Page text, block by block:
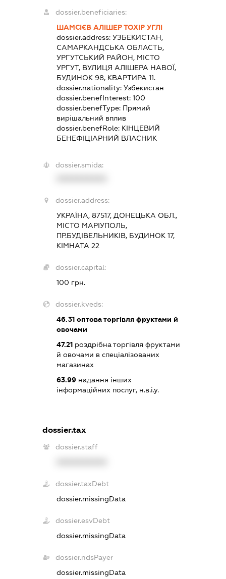
dossier.beneficiaries:
ШАМСІЄВ АЛІШЕР ТОХІР УГЛІ
dossier.address: УЗБЕКИСТАН,
САМАРКАНДСЬКА ОБЛАСТЬ,
УРГУТСЬКИЙ РАЙОН, МІСТО
УРГУТ, ВУЛИЦЯ АЛІШЕРА НАВОЇ,
БУДИНОК 98, КВАРТИРА 11.
dossier.nationality: Узбекистан
dossier.benefInterest: 100
dossier.benefType: Прямий
вирішальний вплив
dossier.benefRole: КІНЦЕВИЙ
БЕНЕФІЦІАРНИЙ ВЛАСНИК
dossier.smida:
dossier.address:
УКРАЇНА, 87517, ДОНЕЦЬКА ОБЛ.,
МІСТО МАРІУПОЛЬ,
ПР.БУДІВЕЛЬНИКІВ, БУДИНОК 17,
КІМНАТА 22
dossier.capital:
100 грн.
dossier.kveds:
46.31оптова торгівля фруктами й
овочами
47.21роздрібна торгівля фруктами
й овочами в спеціалізованих
магазинах
63.99надання інших
інформаційних послуг, н.в.і.у.
dossier.tax
dossier.staff
dossier.taxDebt
dossier.missingData
dossier.esvDebt
dossier.missingData
dossier.ndsPayer
dossier.missingData